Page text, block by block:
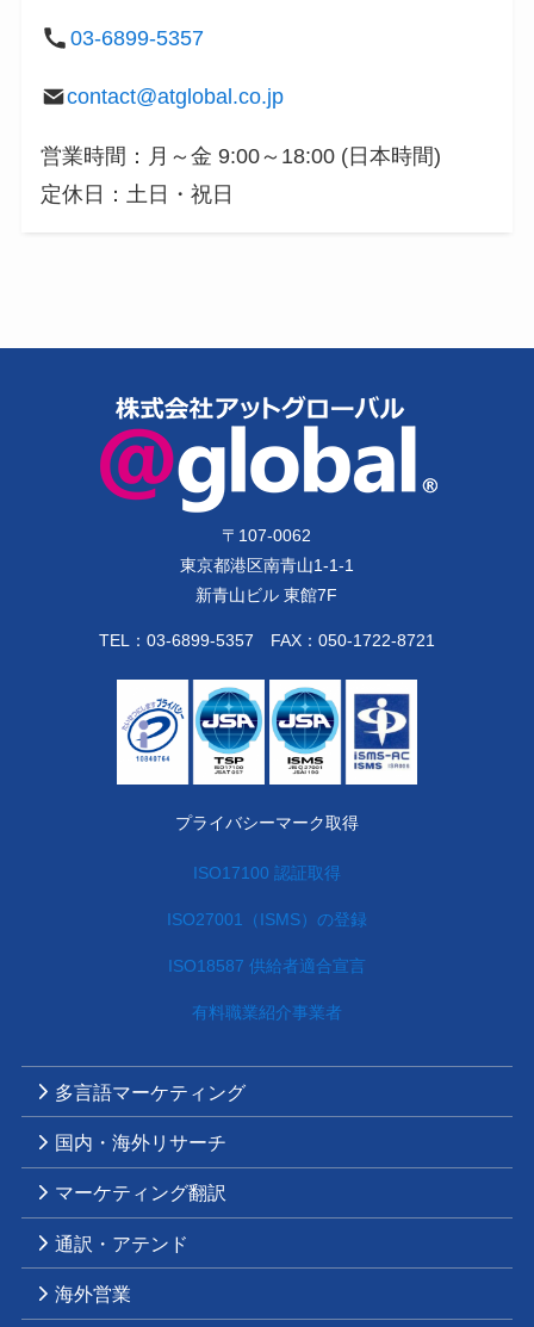
03-6899-5357
contact@atglobal.co.jp
営業時間：月～金 9:00～18:00 (日本時間)
定休日：土日・祝日
〒 107-0062
東京都港区南青山1-1-1
新青山ビル 東館7F
TEL： 03-6899-5357 FAX：050-1722-8721
プライバシーマーク取得
ISO17100 認証取得
ISO27001（ISMS）の登録
ISO18587 供給者適合宣言
有料職業紹介事業者
多言語マーケティング
国内・海外リサーチ
マーケティング翻訳
通訳・アテンド
海外営業